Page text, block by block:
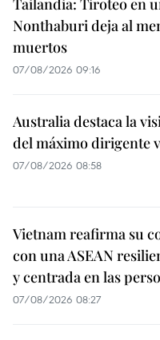
Tailandia: Tiroteo en
Nonthaburi deja al
muertos
07/08/2026 09:16
Australia destaca la
del máximo dirigente
07/08/2026 08:58
Vietnam reafirma su
con una ASEAN
y centrada en las
07/08/2026 08:27